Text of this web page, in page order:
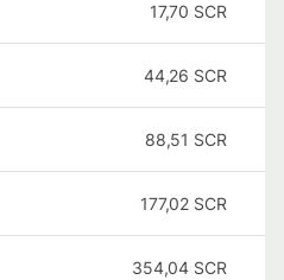
17,70 SCR
44,26 SCR
88,51 SCR
177,02 SCR
354,04 SCR